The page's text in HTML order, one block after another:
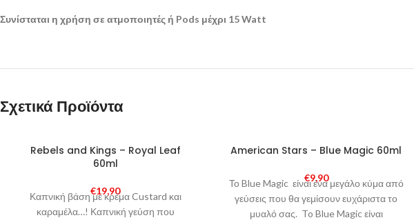
Συνίσταται η χρήση σε ατμοποιητές ή Pods μέχρι 15 Watt
Σχετικά Προϊόντα
SOLDRebels and Kings – Royal Leaf
60ml
€19,90
Καπνική βάση με κρέμα Custard και
καραμέλα…! Καπνική γεύση που
SOLD
American Stars – Blue Magic 60ml
€9,90
Το Blue Magic είναι ένα μεγάλο κύμα από
γεύσεις που θα γεμίσουν ευχάριστα το
μυαλό σας. To Blue Magic είναι